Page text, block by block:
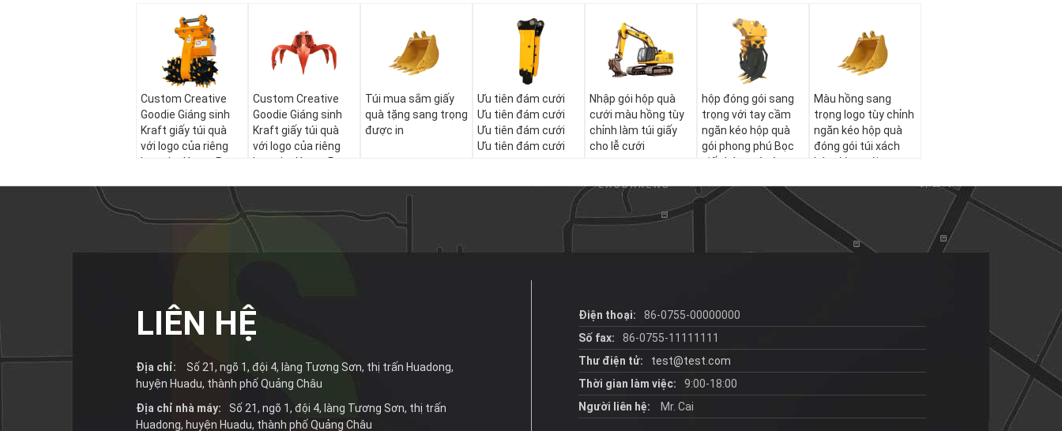
Custom Creative
Goodie Giáng sinh
Kraft giấy túi quà
với logo của riêng
bạn cho Xmas Party
Custom Creative
Goodie Giáng sinh
Kraft giấy túi quà
với logo của riêng
bạn cho Xmas Party
Túi mua sắm giấy
quà tặng sang trọng
được in
Ưu tiên đám cưới
Ưu tiên đám cưới
Ưu tiên đám cưới
Ưu tiên đám cưới
Nhập gói hộp quà
cưới màu hồng tùy
chỉnh làm túi giấy
cho lễ cưới
hộp đóng gói sang
trọng với tay cầm
ngăn kéo hộp quà
gói phong phú Bọc
giấy hộp quà tùy
Màu hồng sang
trọng logo tùy chỉnh
ngăn kéo hộp quà
đóng gói túi xách
hộp đóng gói
LIÊN HỆ
Địa chỉ:
Số 21, ngõ 1, đội 4, làng Tương Sơn, thị trấn Huadong,
huyện Huadu, thành phố Quảng Châu
Địa chỉ nhà máy:
Số 21, ngõ 1, đội 4, làng Tương Sơn, thị trấn
Huadong, huyện Huadu, thành phố Quảng Châu
Điện thoại:
86-0755-00000000
Số fax:
86-0755-11111111
Thư điện tử:
test@test.com
Thời gian làm việc:
9:00-18:00
Người liên hệ:
Mr. Cai